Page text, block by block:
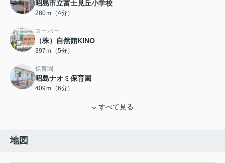
昭島市立富士見丘小学校
280ｍ（4分）
スーパー
（株）自然館KINO
397ｍ（5分）
保育園
昭島ナオミ保育園
409ｍ（6分）
すべて見る
地図